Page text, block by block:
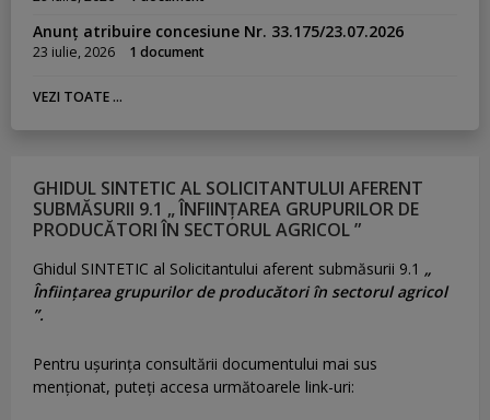
Anunț atribuire concesiune Nr. 33.175/23.07.2026
23 iulie, 2026 1 document
VEZI TOATE ...
GHIDUL SINTETIC AL SOLICITANTULUI AFERENT
SUBMĂSURII 9.1 „ ÎNFIINȚAREA GRUPURILOR DE
PRODUCĂTORI ÎN SECTORUL AGRICOL ”
Ghidul SINTETIC al Solicitantului aferent submăsurii 9.1 „
Înființarea grupurilor de producători în sectorul agricol
”.
Pentru uşurinţa consultării documentului mai sus
menţionat, puteţi accesa următoarele link-uri: